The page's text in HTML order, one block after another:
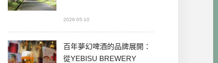
2026-05-10
百年夢幻啤酒的品牌展開：
從YEBISU BREWERY